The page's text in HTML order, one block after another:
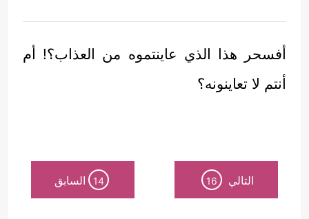
أفسحر هذا الذي عاينتموه من العذاب؟! أم
أنتم لا تعاينونه؟
التالي 16
14 السابق